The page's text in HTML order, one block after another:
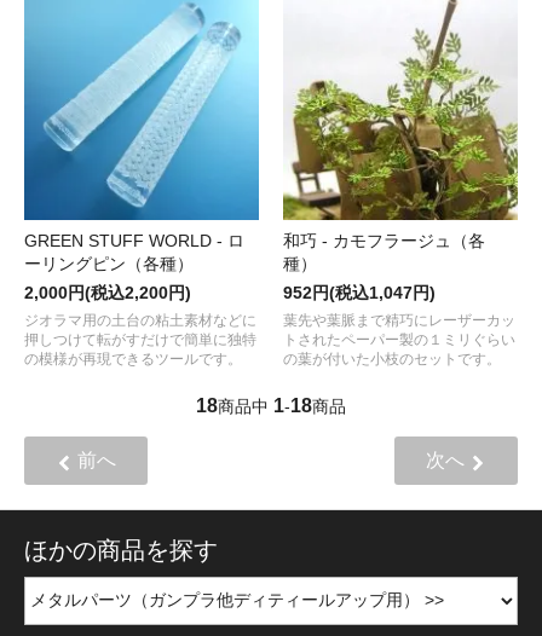
GREEN STUFF WORLD - ロ
ーリングピン（各種）
2,000円(税込2,200円)
ジオラマ用の土台の粘土素材などに
押しつけて転がすだけで簡単に独特
の模様が再現できるツールです。
和巧 - カモフラージュ（各
種）
952円(税込1,047円)
葉先や葉脈まで精巧にレーザーカッ
トされたペーパー製の１ミリぐらい
の葉が付いた小枝のセットです。
18商品中 1-18商品
前へ 次へ
ほかの商品を探す